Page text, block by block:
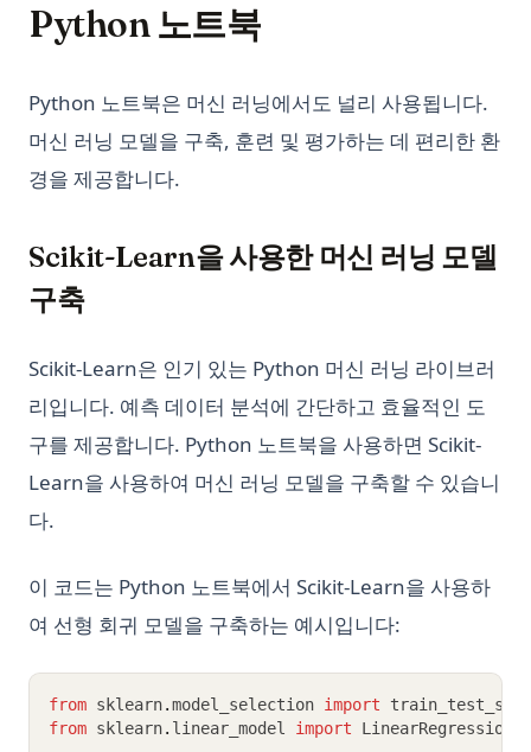
Python 노트북
Python 노트북은 머신 러닝에서도 널리 사용됩니다.
머신 러닝 모델을 구축, 훈련 및 평가하는 데 편리한 환
경을 제공합니다.
Scikit-Learn을 사용한 머신 러닝 모델
구축
Scikit-Learn은 인기 있는 Python 머신 러닝 라이브러
리입니다. 예측 데이터 분석에 간단하고 효율적인 도
구를 제공합니다. Python 노트북을 사용하면 Scikit-
Learn을 사용하여 머신 러닝 모델을 구축할 수 있습니
다.
이 코드는 Python 노트북에서 Scikit-Learn을 사용하
여 선형 회귀 모델을 구축하는 예시입니다:
from sklearn.model_selection import
from sklearn. linear_model import LinearRegression